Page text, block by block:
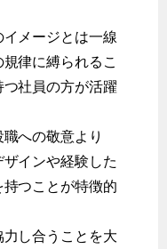
メージとは一線
律に縛られるこ
社員の方が活躍
への敬意より
インや経験した
つことが特徴的
し合うことを大